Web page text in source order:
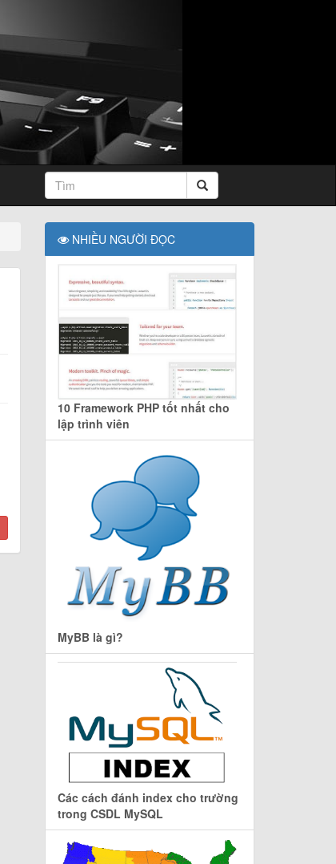
NHIỀU NGƯỜI ĐỌC
10 Framework PHP tốt nhất cho
lập trình viên
MyBB là gì?
Các cách đánh index cho trường
trong CSDL MySQL